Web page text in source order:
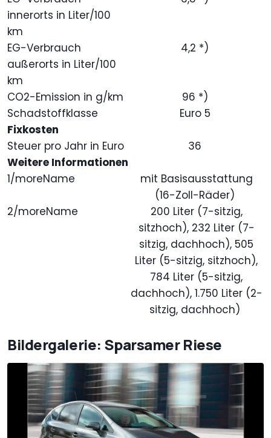
innerorts in Liter/100
km
EG-Verbrauch
außerorts in Liter/100
km
4,2 *)
CO2-Emission in g/km
96 *)
Schadstoffklasse
Euro 5
Fixkosten
Steuer pro Jahr in Euro
36
Weitere Informationen
1/moreName
mit Basisausstattung
(16-Zoll-Räder)
2/moreName
200 Liter (7-sitzig,
sitzhoch), 232 Liter (7-
sitzig, dachhoch), 505
Liter (5-sitzig, sitzhoch),
784 Liter (5-sitzig,
dachhoch), 1.750 Liter (2-
sitzig, dachhoch)
Bildergalerie: Sparsamer Riese